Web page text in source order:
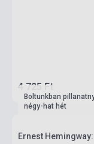
4 725 Ft
Boltunkban
négy-hat hét
Ernest